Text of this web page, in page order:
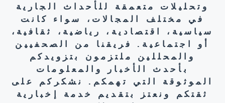
وتحليلات متعمقة للأحداث الجارية
في مختلف المجالات، سواء كانت
سياسية، اقتصادية، رياضية، ثقافية،
أو اجتماعية. فريقنا من الصحفيين
والمحللين ملتزمون بتزويدكم
بأحدث الأخبار والمعلومات
الموثوقة التي تهمكم. نشكركم على
ثقتكم ونعتز بتقديم خدمة إخبارية